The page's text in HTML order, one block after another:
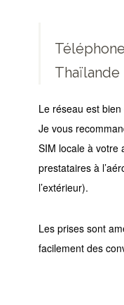
Thaïlande
Le réseau est
Je vous
SIM locale à votre
prestataires à
l’extérieur).
Les prises sont
facilement des